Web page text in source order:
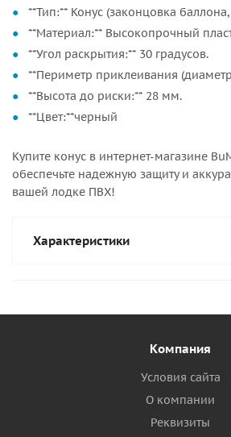
**Тип:** Конус (законцовка баллона,
**Материал:** Высокопрочный
**Угол раскрытия:** 30 градусов.
**Периметр приклеивания
**Высота до риски:** 28 мм.
**Цвет:**черный
Купите конус в интернет-магазине
обеспечьте надежную защиту и
вашей лодке ПВХ!
Характеристики
Компания
Условия сайта
О компании
Реквизиты